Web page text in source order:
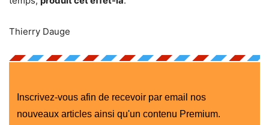
Thierry Dauge
Inscrivez-vous afin de recevoir par email nos
nouveaux articles ainsi qu'un contenu Premium.